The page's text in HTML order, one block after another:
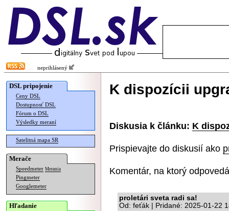
neprihlásený
DSL pripojenie
Ceny DSL
Dostupnosť DSL
Fórum o DSL
Výsledky meraní
Satelitná mapa SR
Merače
Speedmeter Merania
Pingmeter
Googlemeter
Hľadanie
K dispozícii
Diskusia k článku: K
Prispievajte do diskusií ako
Komentár, na ktorý
proletári sveta radi sa!
Od: feťák | Pridané: 2025-01-22